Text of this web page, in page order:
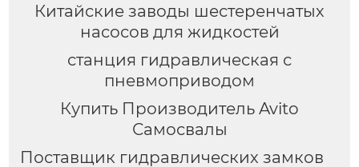
Китайские заводы шестеренчатых
насосов для жидкостей
станция гидравлическая с
пневмоприводом
Купить Производитель Avito
Самосвалы
Поставщик гидравлических замков